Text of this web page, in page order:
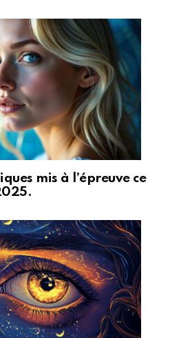
mis à l’épreuve ce